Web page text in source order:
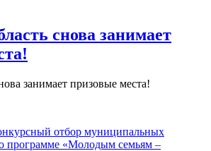
снова занимает
занимает призовые места!